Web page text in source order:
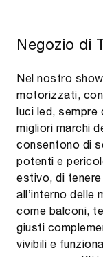
Negozio di
Nel nostro
motorizzati,
luci led, sempre
migliori marchi
consentono di
potenti e
estivo, di
all’interno delle
come balconi,
giusti
vivibili e